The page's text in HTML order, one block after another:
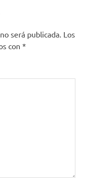
será publicada. Los
con *